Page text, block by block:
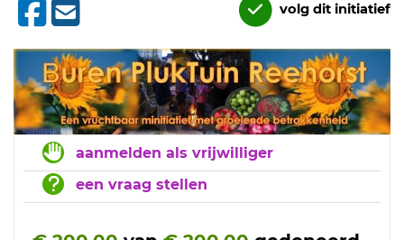
volg dit initiatief
aanmelden als vrijwilliger
een vraag stellen